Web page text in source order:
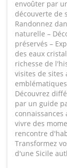
envoûter par
découverte de
Randonnez
naturelle –
préservés –
des eaux
richesse de
visites de sites
Découvrez
par un guide
vivre des
rencontre
Transformez
d'une Sicile